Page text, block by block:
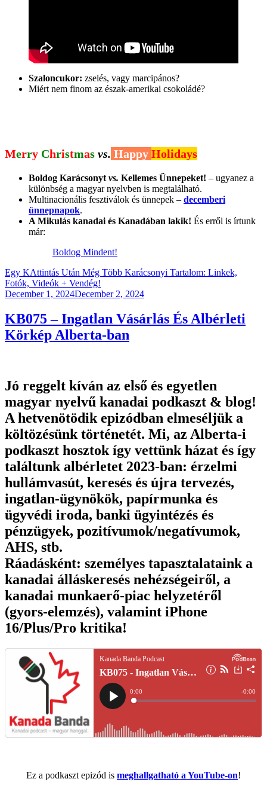
Szaloncukor: zselés, vagy marcipános?
Miért nem finom az észak-amerikai csokoládé?
Merry Christmas vs. Happy Holidays
Boldog Karácsonyt vs. Kellemes Ünnepeket! – ugyanez a
különbség a magyar nyelvben is megtalálható.
Multinacionális fesztiválok és ünnepek – decemberi
ünnepnapok.
A Mikulás kanadai és Kanadában lakik! És erről is írtunk
már:
Boldog Mindent!
Egy KAttintás Után Még Több Karácsonyi Tartalom: Linkek,
Fotók, Videók + Vendég!
Posted
December 1, 2024December 2, 2024
KB075 – Ingatlan Vásárlás És Albérleti
Körkép Alberta-ban
Jó reggelt kíván az első és egyetlen
magyar nyelvű kanadai podkaszt & blog!
A hetvenötödik epizódban elmeséljük a
költözésünk történetét. Mi, az Alberta-i
podkaszt hosztok így vettünk házat és így
találtunk albérletet 2023-ban: érzelmi
hullámvasút, keresés és újra tervezés,
ingatlan-ügynökök, papírmunka és
ügyvédi iroda, banki ügyintézés és
pénzügyek, pozitívumok/negatívumok,
AHS, stb.
Ráadásként: személyes tapasztalataink a
kanadai álláskeresés nehézségeiről, a
kanadai munkaerő-piac helyzetéről
(gyors-elemzés), valamint iPhone
16/Plus/Pro kritika!
Ez a podkaszt epizód is meghallgatható a YouTube-on!